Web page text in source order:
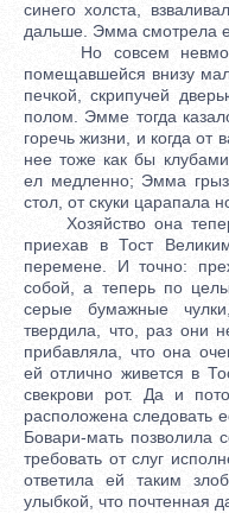
синего холста,
дальше. Эмма смотрела
Но совсем невмочь
помещавшейся внизу
печкой, скрипучей
полом. Эмме тогда
горечь жизни, и когда от
нее тоже как бы
ел медленно; Эмма
стол, от скуки царапала
Хозяйство она
приехав в Тост
перемене. И точно:
собой, а теперь по
серые бумажные
твердила, что, раз они
прибавляла, что она
ей отлично живется в
свекрови рот. Да и
расположена следовать
Бовари-мать позволила
требовать от слуг
ответила ей таким
улыбкой, что почтенная